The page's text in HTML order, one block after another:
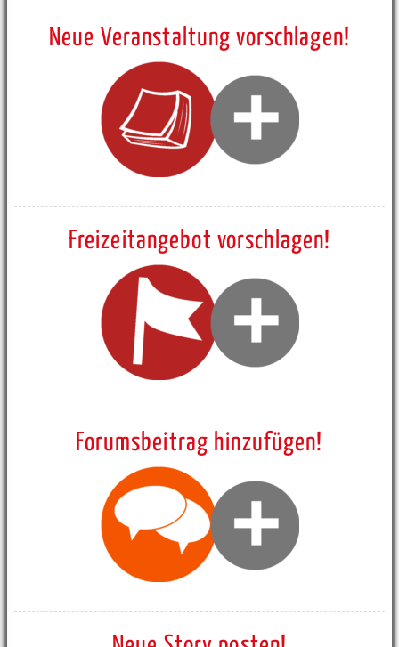
Neue Veranstaltung vorschlagen!
Freizeitangebot vorschlagen!
Forumsbeitrag hinzufügen!